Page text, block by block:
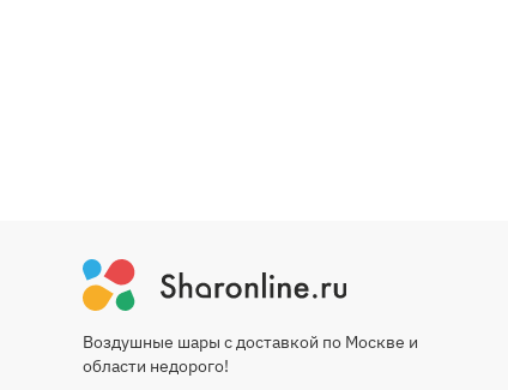
Воздушные шары с доставкой по Москве и
области недорого!